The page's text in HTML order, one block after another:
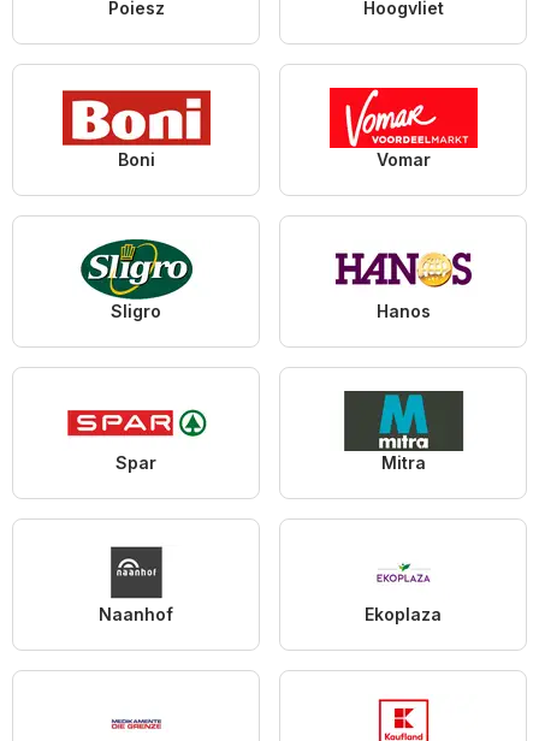
Poiesz Hoogvliet
Boni Vomar
Sligro Hanos
Spar Mitra
Naanhof Ekoplaza